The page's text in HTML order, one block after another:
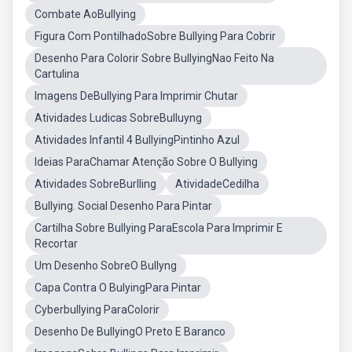
Combate AoBullying
Figura Com PontilhadoSobre Bullying Para Cobrir
Desenho Para Colorir Sobre BullyingNao Feito Na
Cartulina
Imagens DeBullying Para Imprimir Chutar
Atividades Ludicas SobreBulluyng
Atividades Infantil 4 BullyingPintinho Azul
Ideias ParaChamar Atenção Sobre O Bullying
Atividades SobreBurlling
AtividadeCedilha
Bullying. Social Desenho Para Pintar
Cartilha Sobre Bullying ParaEscola Para Imprimir E
Recortar
Um Desenho SobreO Bullyng
Capa Contra O BulyingPara Pintar
Cyberbullying ParaColorir
Desenho De BullyingO Preto E Baranco